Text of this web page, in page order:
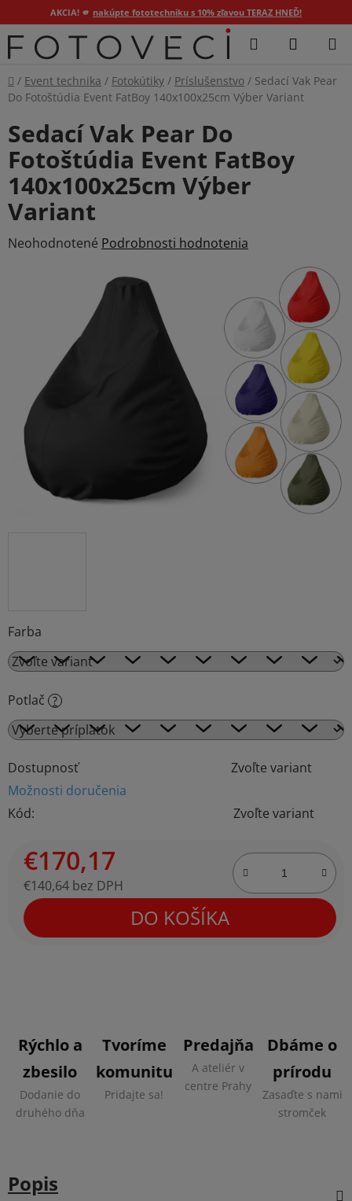
AKCIA! 🫵 nakúpte fototechniku s 10% zľavou TERAZ HNEĎ!
Prejsť
na
Hľadať
Domov
/ Event technika / Fotokútiky / Príslušenstvo / Sedací Vak Pear
Do Fotoštúdia Event FatBoy 140x100x25cm Výber Variant
Farba
Potlač ?
Dostupnosť
Zvoľte variant
Možnosti doručenia
Kód:
Zvoľte variant
€170,17
€140,64 bez DPH
Jednotková cena:
DO KOŠÍKA
Sedací Vak Pear Do
Fotoštúdia Event FatBoy
140x100x25cm Výber
Variant
Priemerné
hviezdičiek.
Neohodnotené Podrobnosti hodnotenia
Rýchlo a
zbesilo
Dodanie do
druhého dňa
Tvoríme
komunitu
Pridajte sa!
Predajňa
A ateliér v
centre Prahy
Dbáme o
prírodu
Zasaďte s nami
stromček
Popis